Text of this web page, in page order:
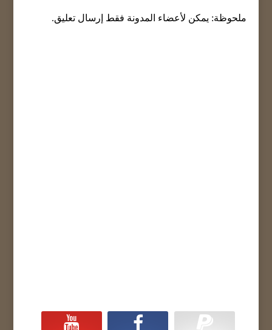
ملحوظة: يمكن لأعضاء المدونة فقط إرسال تعليق.